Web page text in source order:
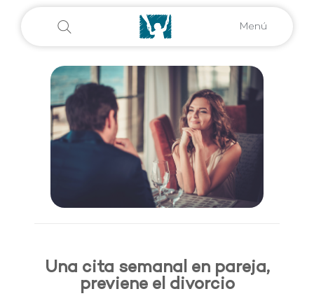
Menú
Una cita semanal en pareja,
previene el divorcio